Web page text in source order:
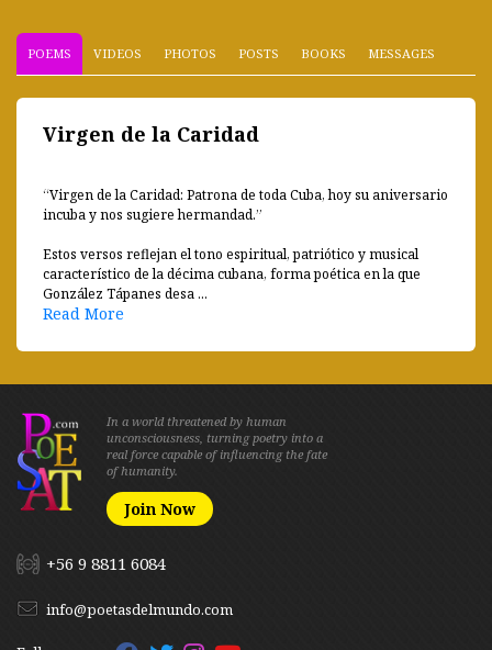
POEMS VIDEOS PHOTOS POSTS BOOKS MESSAGES
Virgen de la Caridad
“Virgen de la Caridad: Patrona de toda Cuba, hoy su aniversario
incuba y nos sugiere hermandad.”
Estos versos reflejan el tono espiritual, patriótico y musical
característico de la décima cubana, forma poética en la que
González Tápanes desa ...
Read More
In a world threatened by human
unconsciousness, turning poetry into a
real force capable of influencing the fate
of humanity.
Join Now
+56 9 8811 6084
info@poetasdelmundo.com